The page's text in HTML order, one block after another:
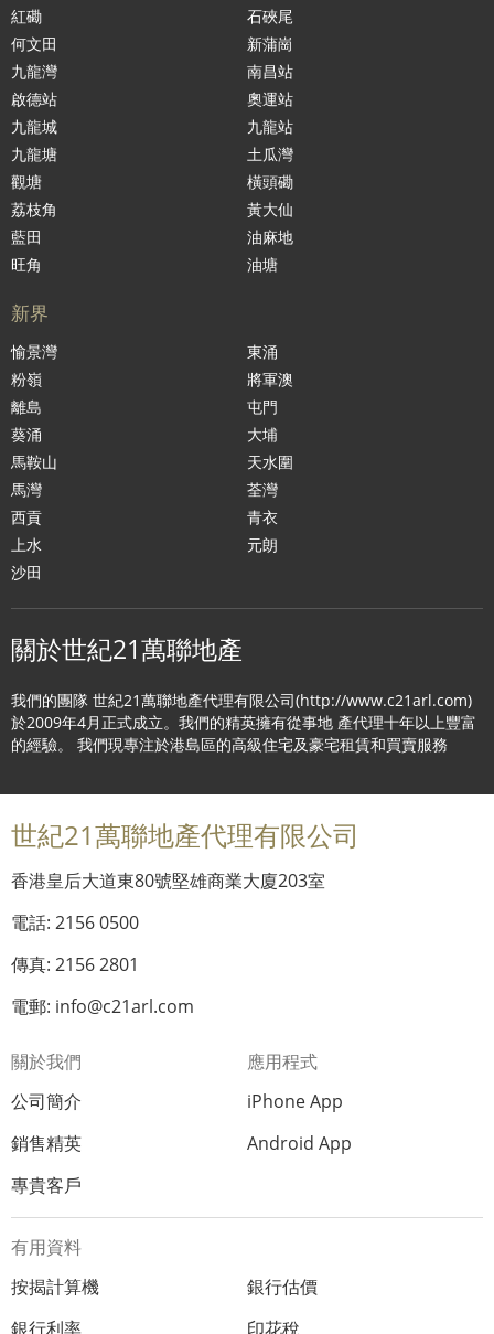
紅磡
何文田
九龍灣
啟德站
九龍城
九龍塘
觀塘
荔枝角
藍田
旺角
石硤尾
新蒲崗
南昌站
奧運站
九龍站
土瓜灣
橫頭磡
黃大仙
油麻地
油塘
新界
愉景灣
粉嶺
離島
葵涌
馬鞍山
馬灣
西貢
上水
沙田
東涌
將軍澳
屯門
大埔
天水圍
荃灣
青衣
元朗
關於世紀21萬聯地產
我們的團隊 世紀21萬聯地產代理有限公司(http://www.c21arl.com)
於2009年4月正式成立。我們的精英擁有從事地 產代理十年以上豐富
的經驗。 我們現專注於港島區的高級住宅及豪宅租賃和買賣服務
世紀21萬聯地產代理有限公司
香港皇后大道東80號堅雄商業大廈203室
電話: 2156 0500
傳真: 2156 2801
電郵: info@c21arl.com
關於我們
公司簡介
銷售精英
專貴客戶
應用程式
iPhone App
Android App
有用資料
按揭計算機
銀行估價
銀行利率
印花稅